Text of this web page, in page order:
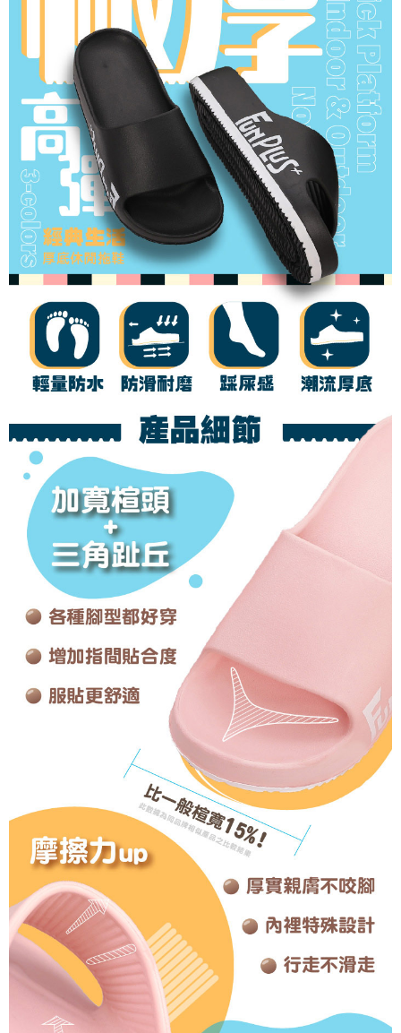
購買商品的店家。未經商家同意取消之訂單仍視為有效，需透過AFTEE先享
※ 交易是否成功請以「AFTEE先享後付 」之結帳頁面顯示為準，若有關於
是否繳費成功／繳費後需取消欲退款等相關疑問，請聯繫「AFTEE先享後付
客戶支援中心」
https://netprotections.freshdesk.com/support/home
【注意事項】
１．透過由恩沛科技股份有限公司提供之「AFTEE先享後付」服務完成之交
易，需依本服務之必要範圍內提供個人資料，並將交易相關給付款項請求債
權轉讓予恩沛科技股份有限公司。
２．關於個人資料處理事宜，請瀏覽以下網址：
https://aftee.tw/terms/#terms3
３．未成年的使用者請事先徵得法定代理人或監護人之同意方可使用
「AFTEE先享後付」，若未經同意申辦者引起之損失，本公司不負相關責
任。
４．使用「AFTEE先享後付」時，將依據個別帳號之用戶狀況，依本公司即
時審查核予不同之上限額度；若仍有額度不足之情形，本公司將視審查結果
請求用戶進行身份認證。
５．嚴禁一人註冊多個帳號或使用他人資訊註冊。若發現惡意使用之情形，
恩沛科技股份有限公司將有權停止該用戶之使用額度並採取法律行動。
每筆NT$80，滿NT$490(含以上)免運費
付款後 7-11取貨
每筆NT$80，滿NT$490(含以上)免運費
宅配
每筆NT$80，滿NT$490(含以上)免運費
離島宅配
每筆NT$150，滿NT$800(含以上)免運費
港澳地區 查看運費